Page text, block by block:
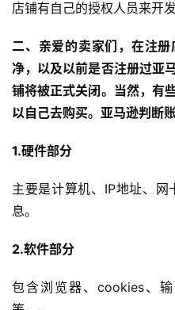
首
全
球
店铺有自己的授权人员来开
二、亲爱的卖家们，在注
净，以及以前是否注册过亚
铺将被正式关闭。当然，有
以自己去购买。亚马逊判断
1.硬件部分
主要是计算机、IP地址、
息。
2.软件部分
包含浏览器、cookies、